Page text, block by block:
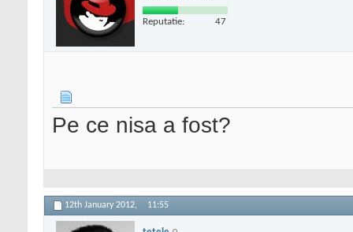
Reputatie: 47
Pe ce nisa a fost?
12th January 2012, 11:55